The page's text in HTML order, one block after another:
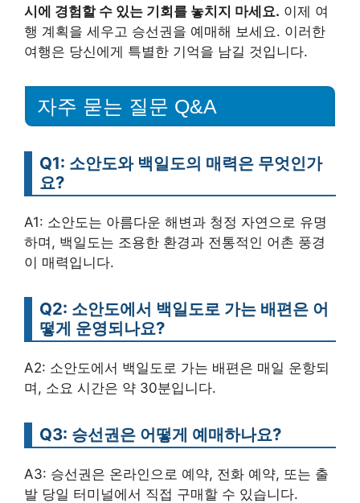
시에 경험할 수 있는 기회를 놓치지 마세요. 이제 여
행 계획을 세우고 승선권을 예매해 보세요. 이러한
여행은 당신에게 특별한 기억을 남길 것입니다.
자주 묻는 질문 Q&A
Q1: 소안도와 백일도의 매력은 무엇인가
요?
A1: 소안도는 아름다운 해변과 청정 자연으로 유명
하며, 백일도는 조용한 환경과 전통적인 어촌 풍경
이 매력입니다.
Q2: 소안도에서 백일도로 가는 배편은 어
떻게 운영되나요?
A2: 소안도에서 백일도로 가는 배편은 매일 운항되
며, 소요 시간은 약 30분입니다.
Q3: 승선권은 어떻게 예매하나요?
A3: 승선권은 온라인으로 예약, 전화 예약, 또는 출
발 당일 터미널에서 직접 구매할 수 있습니다.